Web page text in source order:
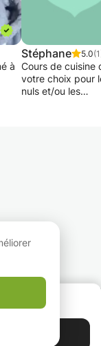
à
Stéphane 5.0
Cours de cuisine
votre choix pour
nuls et/ou les
collaborateur à
nouvelles
de préparation,
développement
d'esprit d'équipe